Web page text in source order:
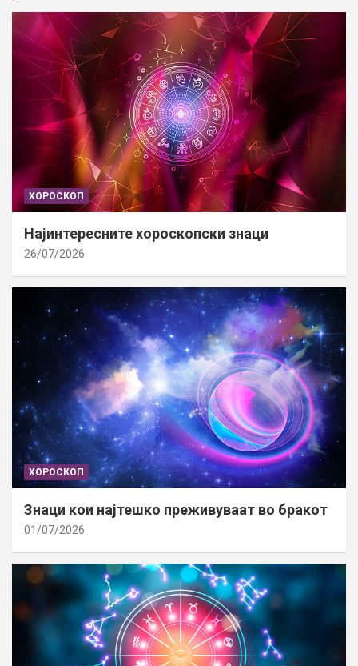
ХОРОСКОП
Најинтересните хороскопски знаци
26/07/2026
ХОРОСКОП
Знаци кои најтешко преживуваат во бракот
01/07/2026